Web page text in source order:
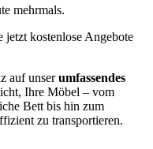
mehrmals.
jetzt kostenlose Angebote
auf unserumfassendes
Ihre Möbel – vom
Bett bis hin zum
zu transportieren.